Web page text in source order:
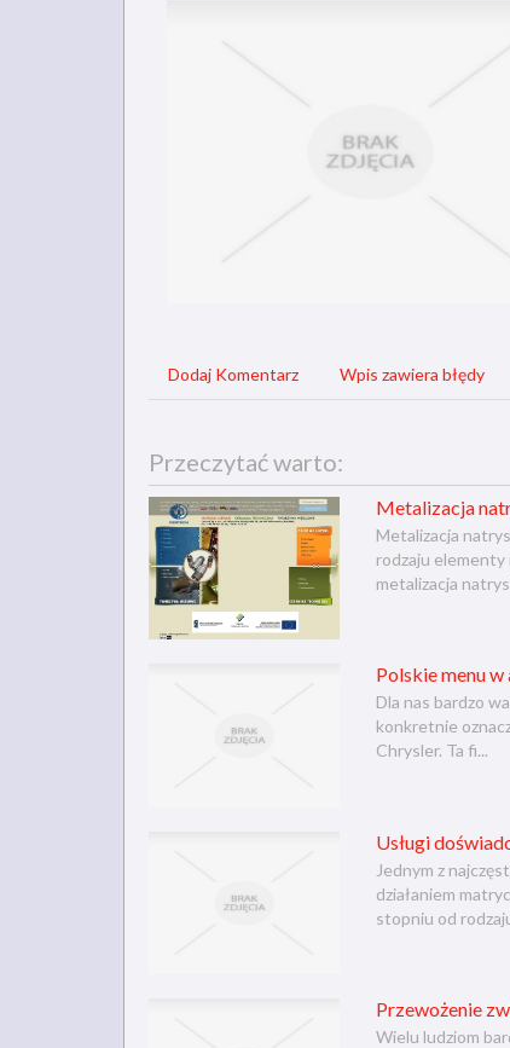
Dodaj Komentarz Wpis zawiera błędy
Przeczytać warto:
Metalizacja
Metalizacja
rodzaju elementy
metalizacja
Polskie menu w
Dla nas bardzo
konkretnie
Chrysler. Ta fi...
Usługi
Jednym z
działaniem
stopniu od
Przewożenie
Wielu ludziom